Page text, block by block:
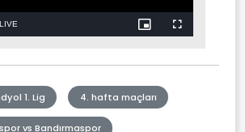
Stream
LIVE
Picture-
in-
Fullscreen
1. Lig 4. hafta maçları
vs Bandırmaspor